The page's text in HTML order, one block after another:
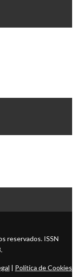
reservados. ISSN
| Política de Cookies